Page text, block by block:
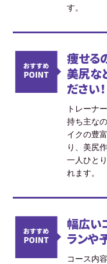
す。
痩せる
美尻な
ださい！
トレーナ
持ち主な
イクの豊
り、美尻
一人ひと
れます。
幅広い
ランや
コース内